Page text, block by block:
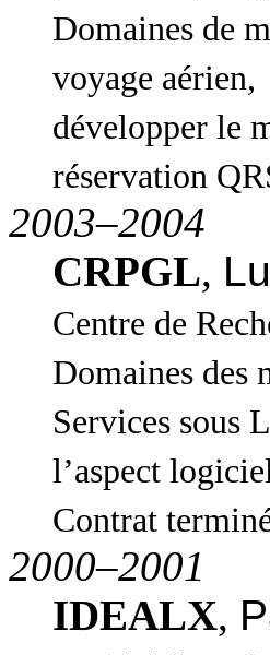
Domaines de
voyage aérien,
développer le
réservation
2003–2004
CRPGL,
Centre de
Domaines des
Services sous
l’aspect
Contrat
2000–2001
IDEALX,